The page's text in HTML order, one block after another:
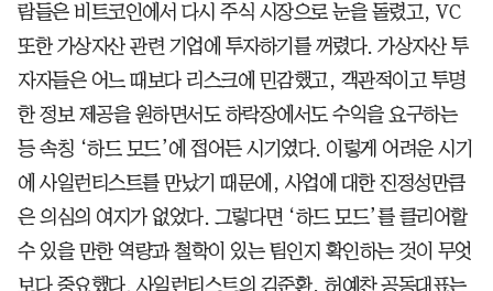
람들은 비트코인에서 다시 주식 시장으로 눈을 돌렸고, VC
또한 가상자산 관련 기업에 투자하기를 꺼렸다. 가상자산 투
자자들은 어느 때보다 리스크에 민감했고, 객관적이고 투명
한 정보 제공을 원하면서도 하락장에서도 수익을 요구하는
등 속칭 ‘하드 모드’에 접어든 시기였다. 이렇게 어려운 시기
에 사일런티스트를 만났기 때문에, 사업에 대한 진정성만큼
은 의심의 여지가 없었다. 그렇다면 ‘하드 모드’를 클리어할
수 있을 만한 역량과 철학이 있는 팀인지 확인하는 것이 무엇
보다 중요했다. 사일런티스트의 김준환, 허예찬 공동대표는